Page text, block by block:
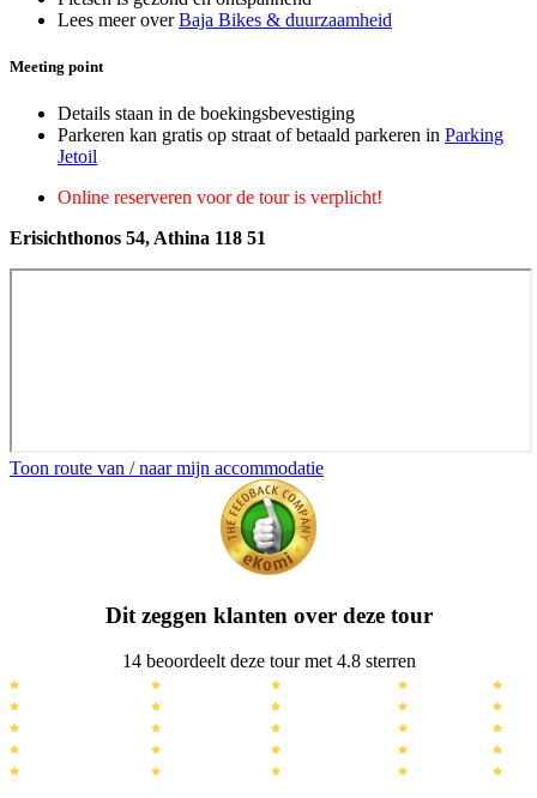
Lees meer overBaja Bikes & duurzaamheid
Meeting point
Details staan in de boekingsbevestiging
Parkeren kan gratis op straat of betaald parkeren in Parking
Jetoil
Online reserveren voor de tour is verplicht!
Erisichthonos 54, Athina 118 51
Toon route van / naar mijn accommodatie
Dit zeggen klanten over deze tour
14 beoordeelt deze tour met 4.8 sterren